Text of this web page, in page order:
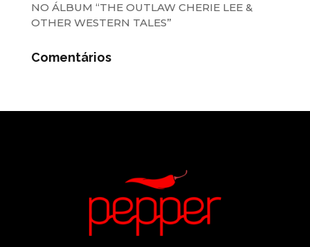
NO ÁLBUM “THE OUTLAW CHERIE LEE &
OTHER WESTERN TALES”
Comentários